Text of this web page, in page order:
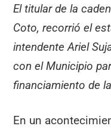
El titular de la
Coto, recorrió el
intendente Ariel
con el Municipio
financiamiento de
En un